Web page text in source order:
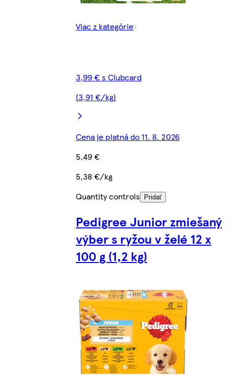
Viac z kategórie
3,99 € s Clubcard
(3,91 €/kg)
Cena je platná do 11. 8. 2026
5,49 €
5,38 €/kg
Quantity controls
Pridať
Pedigree Junior zmiešaný
výber s ryžou v želé 12 x
100 g (1,2 kg)